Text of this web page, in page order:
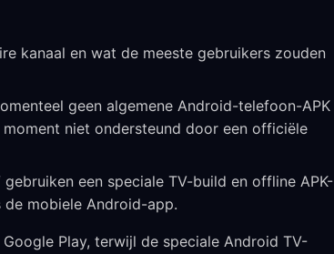
kanaal en wat de meeste gebruikers zouden
geen algemene Android-telefoon-APK
niet ondersteund door een officiële
een speciale TV-build en offline APK-
de mobiele Android-app.
Play, terwijl de speciale Android TV-